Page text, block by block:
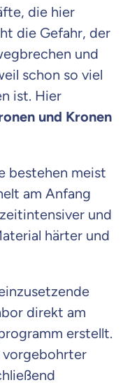
die hier
die Gefahr, der
und
schon so viel
ist. Hier
und Kronen
bestehen meist
am Anfang
und
härter und
direkt am
erstellt.
vorgebohrter